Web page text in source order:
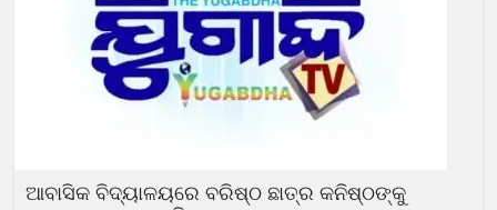
ଆବାସିକ ବିଦ୍ୟାଳୟରେ ବରିଷ୍ଠ ଛାତ୍ର କନିଷ୍ଠଙ୍କୁ